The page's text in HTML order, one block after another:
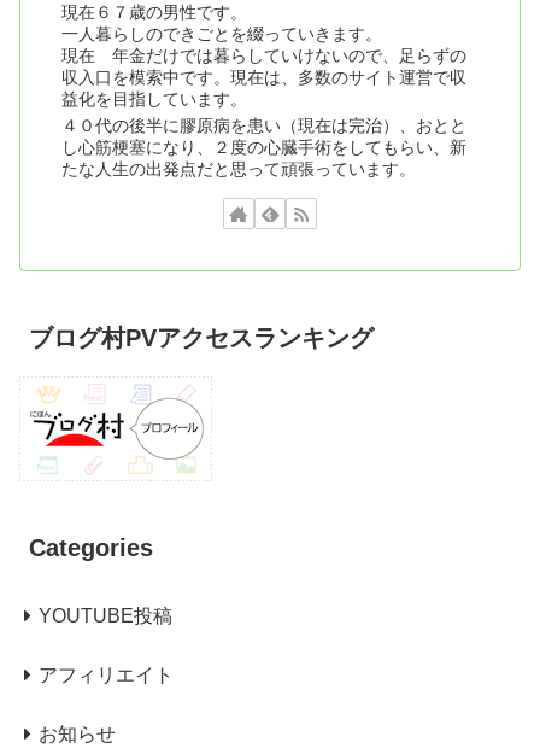
現在６７歳の男性です。
一人暮らしのできごとを綴っていきます。
現在 年金だけでは暮らしていけないので、足らずの
収入口を模索中です。現在は、多数のサイト運営で収
益化を目指しています。
４０代の後半に膠原病を患い（現在は完治）、おとと
し心筋梗塞になり、２度の心臓手術をしてもらい、新
たな人生の出発点だと思って頑張っています。
ブログ村PVアクセスランキング
Categories
YOUTUBE投稿
アフィリエイト
お知らせ